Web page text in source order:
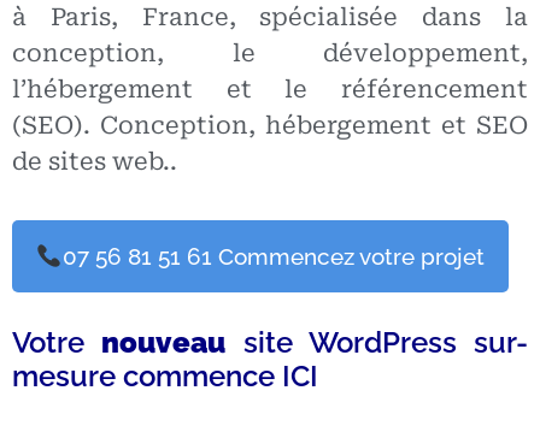
à Paris, France, spécialisée dans la
conception, le développement,
l’hébergement et le référencement
(SEO). Conception, hébergement et SEO
de sites web..
07 56 81 51 61 Commencez votre projet
Votre nouveau site WordPress sur-
mesure commence ICI